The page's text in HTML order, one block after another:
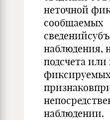
неточной
сообщаемых
наблюдения,
подсчета
фиксируемых
наблюдении.